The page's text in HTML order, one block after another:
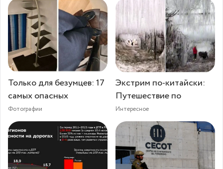
Только для безумцев: 17
самых опасных
Фотографии
Экстрим по-китайски:
Путешествие по
Интересное